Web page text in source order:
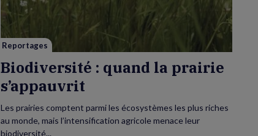
s’appauvrit
Reportages
Biodiversité : quand la prairie
s’appauvrit
Les prairies comptent parmi les écosystèmes les plus riches
au monde, mais l’intensification agricole menace leur
biodiversité...